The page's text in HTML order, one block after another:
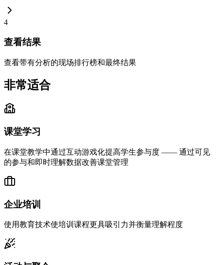
4
查看结果
查看带有分析的现场排行榜和最终结果
非常适合
课堂学习
在课堂教学中通过互动游戏化提高学生参与度 —— 通过可见
的参与和即时理解数据改善课堂管理
企业培训
使用教育技术使培训课程更具吸引力并衡量理解程度